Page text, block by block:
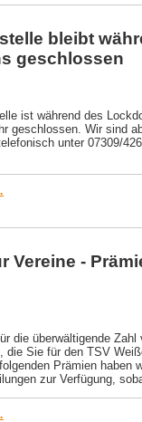
bleibt
geschlossen
ist während des
geschlossen. Wir sind
unter 07309/
Vereine -
die überwältigende Zahl
die Sie für den TSV
Prämien haben
zur Verfügung,